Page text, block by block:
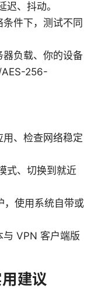
、抖动。
件下，测试不同
负载、你的设备
256-
、检查网络稳定
式、切换到就近
，使用系统自带或
与 VPN 客户端版
建议